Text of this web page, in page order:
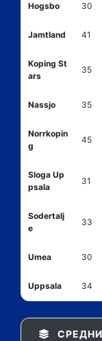
Hogsbo 30
Jamtland 41
Koping St
ars
35
Nassjo 35
Norrkopin
g
45
Sloga Up
psala
31
Sodertalj
e
33
Umea 30
Uppsala 34